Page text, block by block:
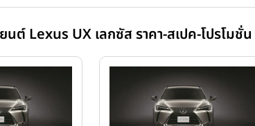
ต์ Lexus UX เลกซัส ราคา-สเปค-โปรโมชั่น